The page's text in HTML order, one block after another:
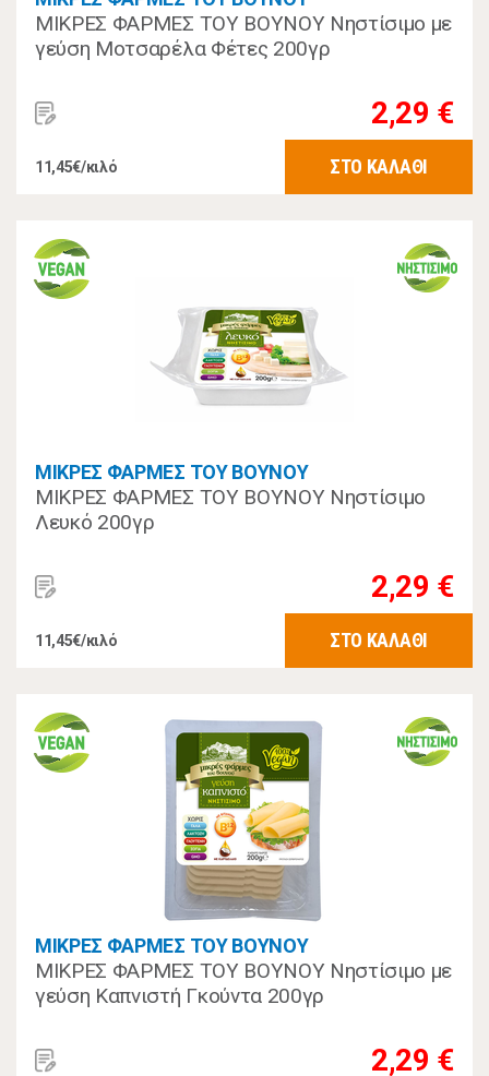
ΜΙΚΡΕΣ ΦΑΡΜΕΣ ΤΟΥ ΒΟΥΝΟΥ Νηστίσιμο με
γεύση Μοτσαρέλα Φέτες 200γρ
2,29 €
11,45€/κιλό ΣΤΟ ΚΑΛΑΘΙ
ΜΙΚΡΕΣ ΦΑΡΜΕΣ ΤΟΥ ΒΟΥΝΟΥ
ΜΙΚΡΕΣ ΦΑΡΜΕΣ ΤΟΥ ΒΟΥΝΟΥ Νηστίσιμο
Λευκό 200γρ
2,29 €
11,45€/κιλό ΣΤΟ ΚΑΛΑΘΙ
ΜΙΚΡΕΣ ΦΑΡΜΕΣ ΤΟΥ ΒΟΥΝΟΥ
ΜΙΚΡΕΣ ΦΑΡΜΕΣ ΤΟΥ ΒΟΥΝΟΥ Νηστίσιμο με
γεύση Καπνιστή Γκούντα 200γρ
2,29 €